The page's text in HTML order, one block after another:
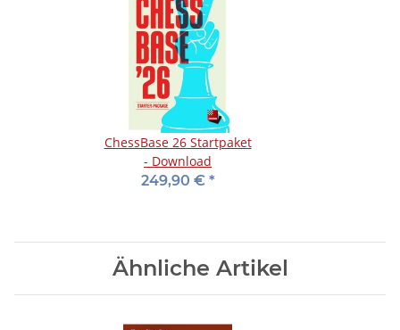
ChessBase 26 Startpaket
- Download
249,90 € *
Ähnliche Artikel